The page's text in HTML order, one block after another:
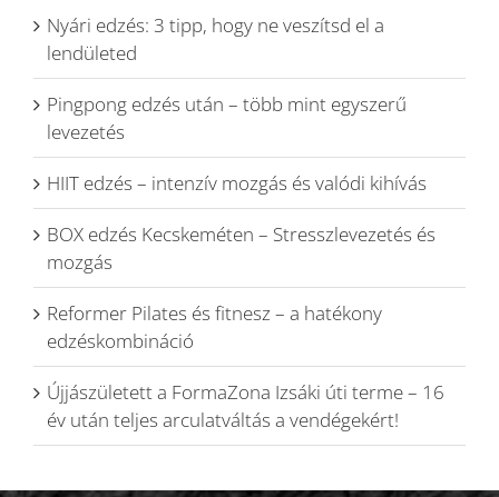
Nyári edzés: 3 tipp, hogy ne veszítsd el a
lendületed
Pingpong edzés után – több mint egyszerű
levezetés
HIIT edzés – intenzív mozgás és valódi kihívás
BOX edzés Kecskeméten – Stresszlevezetés és
mozgás
Reformer Pilates és fitnesz – a hatékony
edzéskombináció
Újjászületett a FormaZona Izsáki úti terme – 16
év után teljes arculatváltás a vendégekért!